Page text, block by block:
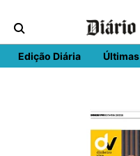
Edição Diária Últimas